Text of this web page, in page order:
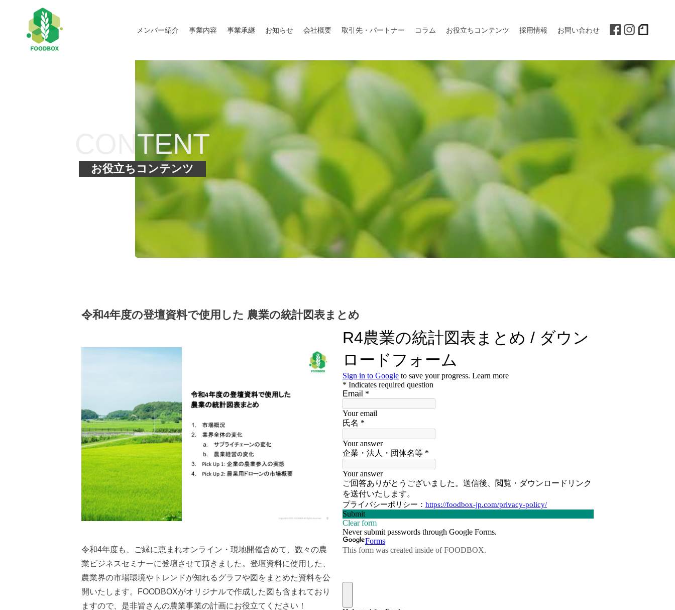
メンバー紹介 事業内容 事業承継 お知らせ 会社概要 取引先・パートナー コラム お役立ちコンテンツ 採用情報 お問い合わせ
CONTENT
お役立ちコンテンツ
令和4年度の登壇資料で使用した 農業の統計図表まとめ
令和4年度も、ご縁に恵まれオンライン・現地開催含めて、数々の農
業ビジネスセミナーに登壇させて頂きました。登壇資料に使用した、
農業界の市場環境やトレンドが知れるグラフや図をまとめた資料を公
開いたします。FOODBOXがオリジナルで作成した図も含まれており
ますので、是非皆さんの農業事業の計画にお役立てください！